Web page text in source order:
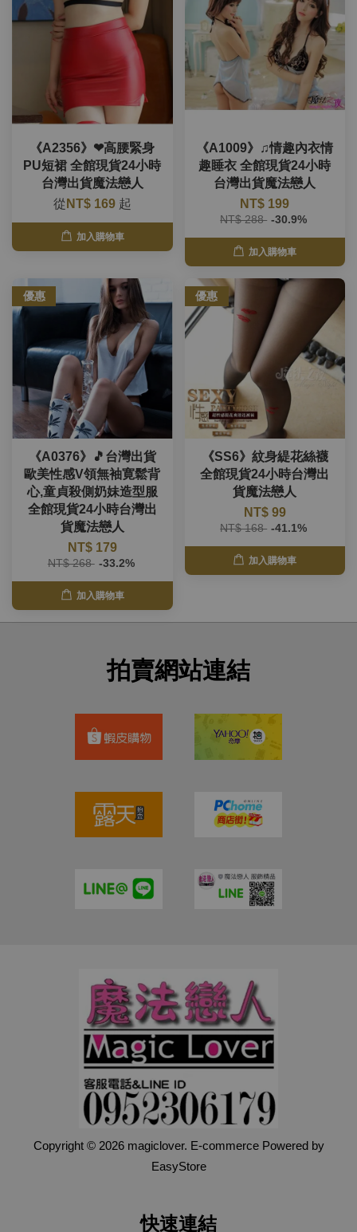
《A2356》❤高腰緊身
PU短裙 全館現貨24小時
台灣出貨魔法戀人
從 NT$ 169 起
加入購物車
《A1009》♫情趣內衣情
趣睡衣 全館現貨24小時
台灣出貨魔法戀人
NT$ 199
NT$ 288 -30.9%
加入購物車
優惠
《A0376》🎵台灣出貨
歐美性感V領無袖寛鬆背
心,童貞殺側奶妹造型服
全館現貨24小時台灣出
貨魔法戀人
NT$ 179
NT$ 268 -33.2%
加入購物車
優惠
《SS6》紋身緹花絲襪
全館現貨24小時台灣出
貨魔法戀人
NT$ 99
NT$ 168 -41.1%
加入購物車
拍賣網站連結
Copyright © 2026 magiclover. E-commerce Powered by
EasyStore
快速連結